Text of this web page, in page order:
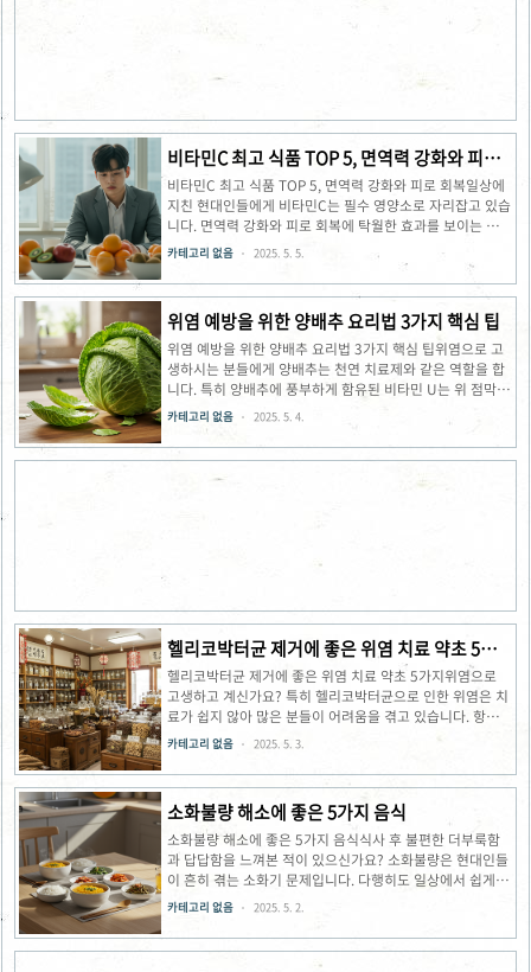
입니다. 이 과일들에 함유된 리모노이드라는 성분은 강력한
면역력 강화에도 탁월한 효과가 있습니다. 2024년 3월에 발
비타민C 최고 식품 TOP 5, 면역력 강화와 피로
회복
비타민C 최고 식품 TOP 5, 면역력 강화와 피로 회복일상에
지친 현대인들에게 비타민C는 필수 영양소로 자리잡고 있습
니다. 면역력 강화와 피로 회복에 탁월한 효과를 보이는 비타
민C 풍부한 음식들을 알아보고, 일상 속에서 쉽게 활용할 수
있는 방법을 소개합니다. 건강한 삶을 위한 비타민C 최고 식
품 TOP 5를 확인해보세요.비타민C가 중요한 이유비타민C
는 우리 몸에서 다양한 기능을 수행하는 필수 영양소입니다.
특히 면역력 강화에 큰 도움을 주는데, 백혈구 생성을 촉진하
고 세포를 보호하는 강력한 항산화 작용을 합니다. 또한 체내
철분 흡수를 돕기 때문에 에너지 생성에도 중요한 역할을 담
당합니다. 성인 기준으로 하루 권장 섭취량은 90~120mg으
로, 과일과 채소를 통해 쉽게 섭취할 수 있습니다. 비타민C ..
카테고리 없음 2025. 5. 5.
위염 예방을 위한 양배추 요리법 3가지 핵심 팁
위염 예방을 위한 양배추 요리법 3가지 핵심 팁위염으로 고
생하시는 분들에게 양배추는 천연 치료제와 같은 역할을 합
니다. 특히 양배추에 풍부하게 함유된 비타민 U는 위 점막을
보호하고 재생시켜 위염 증상을 완화하는 데 큰 도움이 됩니
다. 오늘은 위염에 좋은 양배추 요리법 3가지와 함께 효과를
극대화할 수 있는 핵심 팁을 소개해 드리겠습니다.생으로 먹
가장 뛰어납니다. 생 양배추에는 위 점막을 보호하고 항암 효
히 방울 양배추는 크기가 작아 씹기 편리하고, 유전자 조작
카테고리 없음 2025. 5. 4.
헬리코박터균 제거에 좋은 위염 치료 약초 5가
지
헬리코박터균 제거에 좋은 위염 치료 약초 5가지위염으로
고생하고 계신가요? 특히 헬리코박터균으로 인한 위염은 치
료가 쉽지 않아 많은 분들이 어려움을 겪고 있습니다. 항생제
치료가 일반적이지만, 부작용이 걱정되는 분들을 위해 효과
적인 천연 약초 대안을 소개합니다. 위염 치료에 효과적인 약
초들을 통해 건강한 위장을 되찾아보세요.헬리코박터균이
살아남는 유일한 세균으로, 위 점막을 직접적으로 손상시키
는 주범입니다. 이 균은 위산에 노출되어도 살아남는 특별한
능력을 가지고 있어 치료가 쉽지 않습니다. 헬리코박터균은
위산 분비를 과도하게 촉진시켜 위 점막을 자극하고, 지속적
인 염증 반응을 유발합니다. 특히 이 균에 장기간 감염되면
만성 위염으로 발전하고, 심각..
카테고리 없음 2025. 5. 3.
소화불량 해소에 좋은 5가지 음식
소화불량 해소에 좋은 5가지 음식식사 후 불편한 더부룩함
과 답답함을 느껴본 적이 있으신가요? 소화불량은 현대인들
이 흔히 겪는 소화기 문제입니다. 다행히도 일상에서 쉽게 접
할 수 있는 음식들로 이러한 불편함을 해소할 수 있습니다.
이제부터 소화 불량 해소 음식 중 특히 효과적인 5가지를 자
세히 알아보겠습니다.소화불량이 생기는 이유소화불량은 단
순한 불편함이 아닌 다양한 원인이 복합적으로 작용하는 증
카테고리 없음 2025. 5. 2.